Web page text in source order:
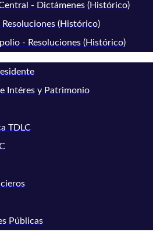
- Dictámenes (Histórico)
(Histórico)
- Resoluciones (Histórico)
Intéres y Patrimonio
TDLC
Públicas